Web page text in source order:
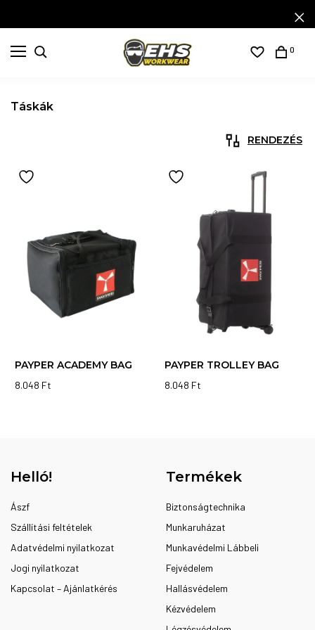
0
Táskák
PAYPER ACADEMY BAG
8.048 Ft
PAYPER TROLLEY BAG
8.048 Ft
Helló!
Ászf
Szállítási feltételek
Adatvédelmi nyilatkozat
Jogi nyilatkozat
Kapcsolat – Ajánlatkérés
Termékek
Biztonságtechnika
Munkaruházat
Munkavédelmi Lábbeli
Fejvédelem
Hallásvédelem
Kézvédelem